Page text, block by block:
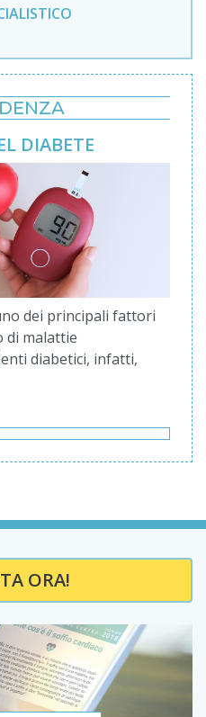
DIABETE
dei principali fattori
di malattie
diabetici, infatti,
ORA!